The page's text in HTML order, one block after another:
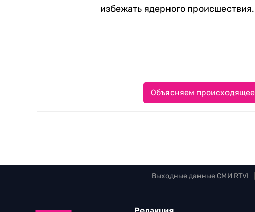
избежать ядерного происшествия.
Объясняем
Выходные данные СМИ RTVI